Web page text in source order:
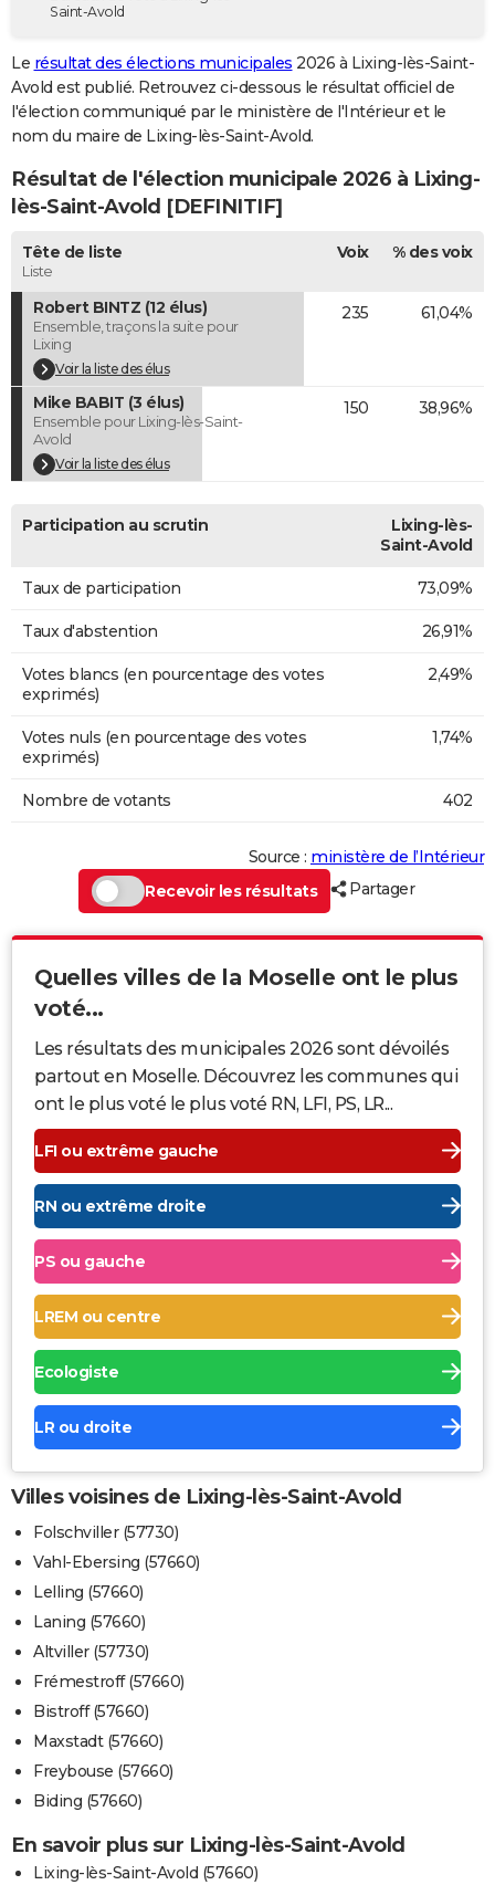
Destinations
City break
Voyage nature
Voyage de noces
Forum
GUIDES D'ACHAT
BONS PLANS
Carte de Noël
Carte Bonne année
Carte Saint-Valentin
Carte Pâques
Carte d'anniversaire
DICTIONNAIRE
Dictionnaire
Biographies
Citations
Expressions
Proverbes
PROGRAMME TV
COPAINS D'AVANT
S'inscrire
Se connecter
Lycées
Collèges
Primaires
Universités
Entreprises
Service militaire
Avis de recherche
AVIS DE DÉCÈS
FORUM
Bricolage
Lifestyle
Culture
Sport
Auto
Television
Voyage
Cinema
Saint-Avold
Le résultat des élections municipales 2026 à Lixing-lès-Saint-
Avold est publié. Retrouvez ci-dessous le résultat officiel de
l'élection communiqué par le ministère de l'Intérieur et le
nom du maire de Lixing-lès-Saint-Avold.
Résultat de l'élection municipale 2026 à Lixing-
lès-Saint-Avold [DEFINITIF]
Tête de liste
Liste
Voix % des voix
Robert BINTZ (12 élus)
Ensemble, traçons la suite pour
Lixing
Voir la liste des élus
235 61,04%
Mike BABIT (3 élus)
Ensemble pour Lixing-lès-Saint-
Avold
Voir la liste des élus
150 38,96%
Participation au scrutin
Lixing-lès-
Saint-Avold
Taux de participation 73,09%
Taux d'abstention 26,91%
Votes blancs (en pourcentage des votes
exprimés)
2,49%
Votes nuls (en pourcentage des votes
exprimés)
1,74%
Nombre de votants 402
Source : ministère de l’Intérieur
Recevoir les résultats
Partager
Quelles villes de la Moselle ont le plus
voté...
Les résultats des municipales 2026 sont dévoilés
partout en Moselle. Découvrez les communes qui
ont le plus voté le plus voté RN, LFI, PS, LR...
LFI ou extrême gauche
RN ou extrême droite
PS ou gauche
LREM ou centre
Ecologiste
LR ou droite
Villes voisines de Lixing-lès-Saint-Avold
Folschviller (57730)
Vahl-Ebersing (57660)
Lelling (57660)
Laning (57660)
Altviller (57730)
Frémestroff (57660)
Bistroff (57660)
Maxstadt (57660)
Freybouse (57660)
Biding (57660)
En savoir plus sur Lixing-lès-Saint-Avold
Lixing-lès-Saint-Avold (57660)